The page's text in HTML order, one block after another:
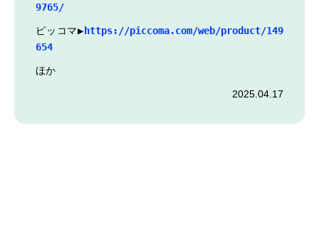
9765/
ピッコマ▶︎ https://piccoma.com/web/product/149
654
ほか
2025.04.17